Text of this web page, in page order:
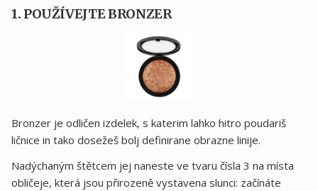
1. POUŽÍVEJTE BRONZER
Bronzer je odličen izdelek, s katerim lahko hitro poudariš
ličnice in tako dosežeš bolj definirane obrazne linije.
Nadýchaným štětcem jej naneste ve tvaru čísla 3 na místa
obličeje, která jsou přirozeně vystavena slunci: začínáte